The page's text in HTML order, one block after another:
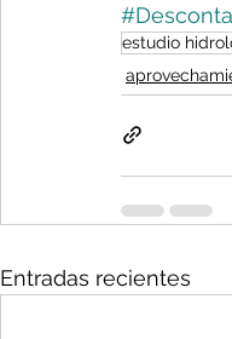
estudio
Entradas recientes